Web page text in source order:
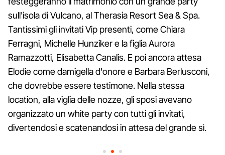
sull'isola di Vulcano, al Therasia Resort Sea & Spa.
Tantissimi gli invitati Vip presenti, come Chiara
Ferragni, Michelle Hunziker e la figlia Aurora
Ramazzotti, Elisabetta Canalis. E poi ancora attesa
Elodie come damigella d'onore e Barbara Berlusconi,
che dovrebbe essere testimone. Nella stessa
location, alla viglia delle nozze, gli sposi avevano
organizzato un white party con tutti gli invitati,
divertendosi e scatenandosi in attesa del grande sì.